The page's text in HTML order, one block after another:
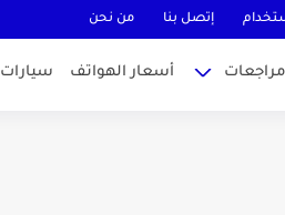
إتصل بنا من نحن
مراجعات أسعار الهواتف سيارات